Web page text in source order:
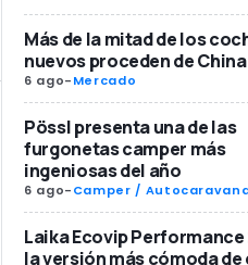
Más de la mitad de los
nuevos proceden de China
6 ago-Mercado
Pössl presenta una de las
furgonetas camper más
ingeniosas del año
6 ago-Camper /
Laika Ecovip Performance
la versión más cómoda de